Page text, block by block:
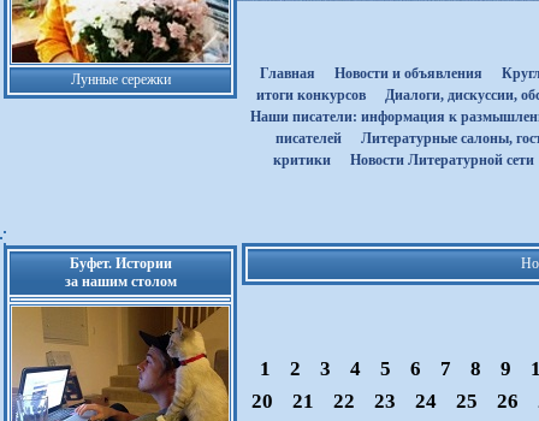
Лунные сережки Главная Новости и объявления
итоги конкурсов
Диалоги, дискуссии,
Наши писатели: информация к
писателей
Литературные салоны,
критики
Новости Литературной сети
Буфет. Истории
за нашим столом
1 2 3 4 5 6 7 8 9
20
21 22 23 24 25 26